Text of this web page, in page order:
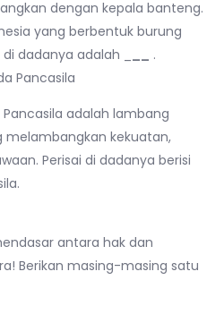
dengan kepala banteng.
yang berbentuk burung
dadanya adalah _
.
Pancasila
Pancasila adalah lambang
melambangkan kekuatan,
Perisai di dadanya berisi
antara hak dan
Berikan masing-masing satu